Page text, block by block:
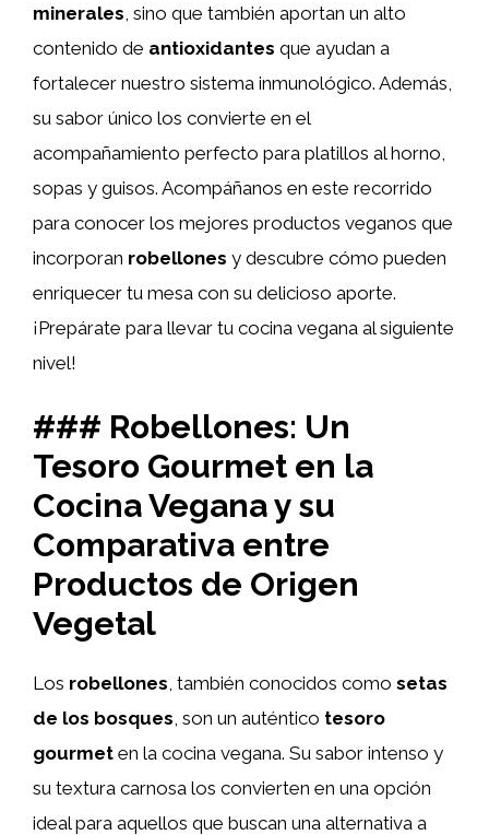
minerales , sino que también aportan un alto
contenido de antioxidantes que ayudan a
fortalecer nuestro sistema inmunológico. Además,
su sabor único los convierte en el
acompañamiento perfecto para platillos al horno,
sopas y guisos. Acompáñanos en este recorrido
para conocer los mejores productos veganos que
incorporan robellones y descubre cómo pueden
enriquecer tu mesa con su delicioso aporte.
¡Prepárate para llevar tu cocina vegana al siguiente
nivel!
### Robellones: Un
Tesoro Gourmet en la
Cocina Vegana y su
Comparativa entre
Productos de Origen
Vegetal
Los robellones, también conocidos como setas
de los bosques, son un auténtico tesoro
gourmet en la cocina vegana. Su sabor intenso y
su textura carnosa los convierten en una opción
ideal para aquellos que buscan una alternativa a